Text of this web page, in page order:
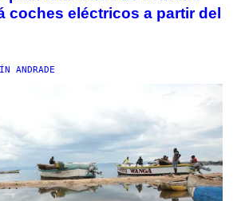
coches eléctricos a partir del
ANDRADE